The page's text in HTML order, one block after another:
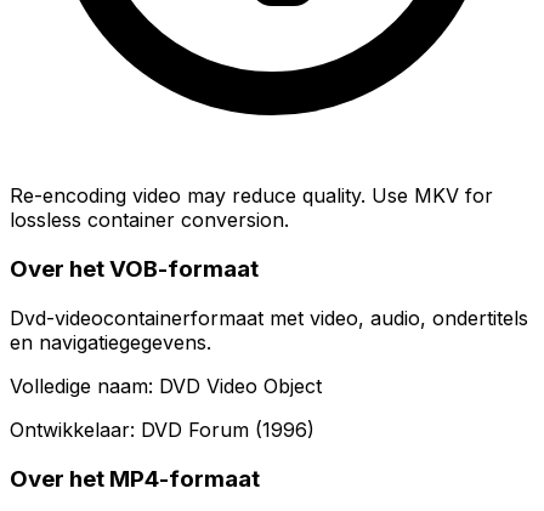
Re-encoding video may reduce quality. Use MKV for
lossless container conversion.
Over het VOB-formaat
Dvd-videocontainerformaat met video, audio, ondertitels
en navigatiegegevens.
Volledige naam: DVD Video Object
Ontwikkelaar: DVD Forum (1996)
Over het MP4-formaat